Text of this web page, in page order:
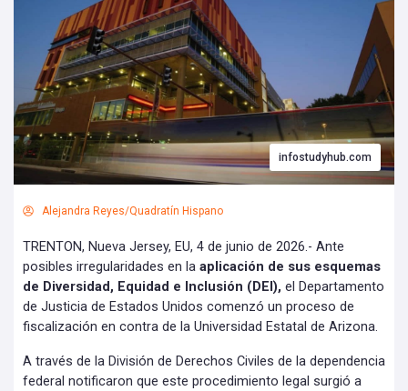
infostudyhub.com
Alejandra Reyes/Quadratín Hispano
TRENTON, Nueva Jersey, EU, 4 de junio de 2026.- Ante
posibles irregularidades en la aplicación de sus esquemas
de Diversidad, Equidad e Inclusión (DEI), el Departamento
de Justicia de Estados Unidos comenzó un proceso de
fiscalización en contra de la Universidad Estatal de Arizona.
A través de la División de Derechos Civiles de la dependencia
federal notificaron que este procedimiento legal surgió a